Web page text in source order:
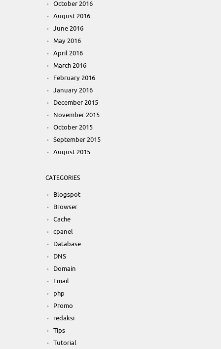
October 2016
August 2016
June 2016
May 2016
April 2016
March 2016
February 2016
January 2016
December 2015
November 2015
October 2015
September 2015
August 2015
CATEGORIES
Blogspot
Browser
Cache
cpanel
Database
DNS
Domain
Email
php
Promo
redaksi
Tips
Tutorial